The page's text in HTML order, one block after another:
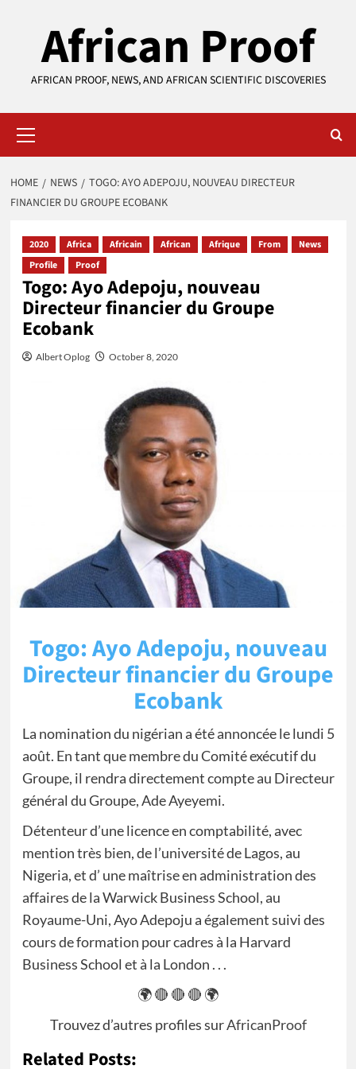
African Proof
AFRICAN PROOF, NEWS, AND AFRICAN SCIENTIFIC DISCOVERIES
Menu
HOME NEWS
TOGO: AYO ADEPOJU, NOUVEAU DIRECTEUR
FINANCIER DU GROUPE ECOBANK
2020 Africa Africain African Afrique From
News
Profile
Proof
Togo: Ayo Adepoju, nouveau
Directeur financier du Groupe
Ecobank
Albert Oplog October 8, 2020
Togo: Ayo Adepoju, nouveau
Directeur financier du Groupe
Ecobank
La nomination du nigérian a été annoncée le lundi 5
août. En tant que membre du Comité exécutif du
Groupe, il rendra directement compte au Directeur
général du Groupe, Ade Ayeyemi.
Détenteur d’une licence en comptabilité, avec
mention très bien, de l’université de Lagos, au
Nigeria, et d’ une maîtrise en administration des
affaires de la Warwick Business School, au
Royaume-Uni, Ayo Adepoju a également suivi des
cours de formation pour cadres à la Harvard
Business School et à la London . . .
🌍 🔴 🔴 🔴 🌍
Trouvez d’autres profiles surAfricanProof
Related Posts: